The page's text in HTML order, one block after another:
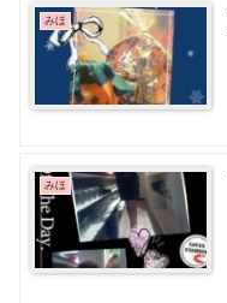
みほ
みほ